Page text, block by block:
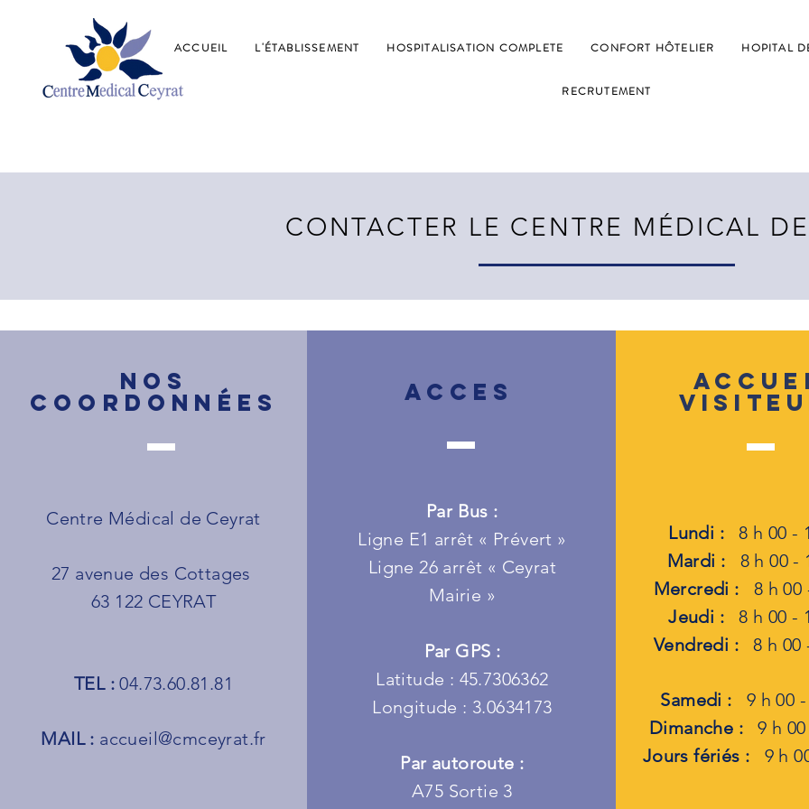
ACCUEIL L'ÉTABLISSEMENT HOSPITALISATION COMPLETE CONFORT HÔTELIER HOPITAL
RECRUTEMENT
CONTACTER LE CENTRE M ÉDICAL
Nos
coordonnées
Centre Médical de Ceyrat
27 avenue des Cottages
63 122 CEYRAT
TEL : 04.73.60.81.81
MAIL : accueil@cmceyrat.fr
ACCES
Par Bus :
Ligne E1 arrêt « Prévert »
Ligne 26 arrêt « Ceyrat
Mairie »
Par GPS :
Latitude : 45.7306362
Longitude : 3.0634173
Par autoroute :
A75 Sortie 3
Lundi :
8 h 00 -
Mardi : 8 h 00 -
Mercredi : 8 h 00
Jeudi :8 h 00 -
Vendredi : 8 h 00
Samedi : 9 h 00 -
Dimanche : 9 h 00
Jours fériés : 9 h